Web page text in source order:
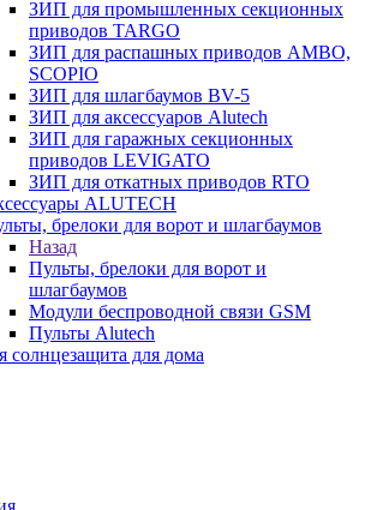
ЗИП для промышленных секционных
приводов TARGO
ЗИП для распашных приводов AMBO,
SCOPIO
ЗИП для шлагбаумов BV-5
ЗИП для аксессуаров Alutech
ЗИП для гаражных секционных
приводов LEVIGATO
ЗИП для откатных приводов RTO
ALUTECH
брелоки для ворот и шлагбаумов
Назад
Пульты, брелоки для ворот и
шлагбаумов
Модули беспроводной связи GSM
Пульты Alutech
солнцезащита для дома